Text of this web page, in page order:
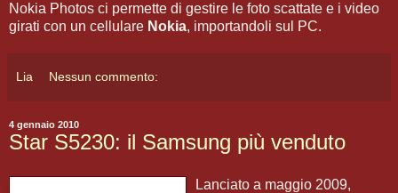
Nokia Photos ci permette di gestire le foto scattate e i video
girati con un cellulare Nokia, importandoli sul PC.
Lia Nessun commento:
4 gennaio 2010
Star S5230: il Samsung più venduto
Lanciato a maggio 2009,